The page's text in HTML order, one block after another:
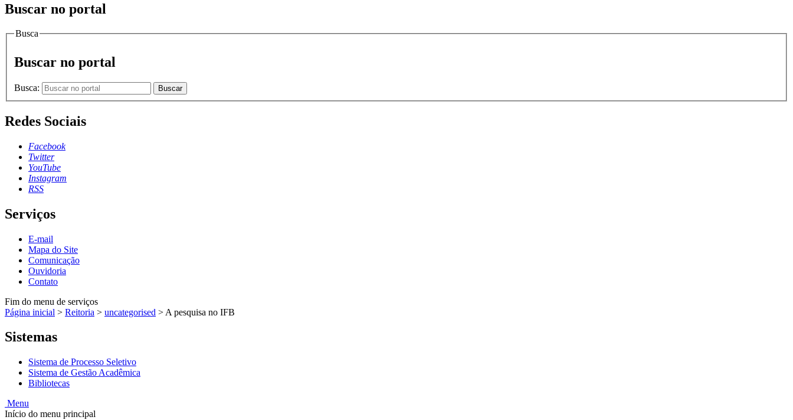
Buscar no portal
Busca
Buscar no portal
Busca: Buscar
Redes Sociais
Facebook
Twitter
YouTube
Instagram
RSS
Serviços
E-mail
Mapa do Site
Comunicação
Ouvidoria
Contato
Fim do menu de serviços
Página inicial > Reitoria > uncategorised > A pesquisa no IFB
Sistemas
Sistema de Processo Seletivo
Sistema de Gestão Acadêmica
Bibliotecas
Menu
Início do menu principal